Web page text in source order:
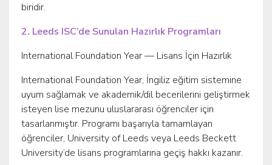
biridir.
2. Leeds ISC’de Sunulan Hazırlık Programları
International Foundation Year — Lisans İçin Hazırlık
International Foundation Year, İngiliz eğitim sistemine
uyum sağlamak ve akademik/dil becerilerini geliştirmek
isteyen lise mezunu uluslararası öğrenciler için
tasarlanmıştır. Programı başarıyla tamamlayan
öğrenciler, University of Leeds veya Leeds Beckett
University’de lisans programlarına geçiş hakkı kazanır.